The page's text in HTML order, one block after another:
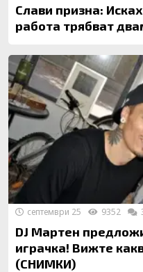
Слави призна:
работа трябват
DJ Мартен
играчка! Вижте
(СНИМКИ)
септември 25 9352